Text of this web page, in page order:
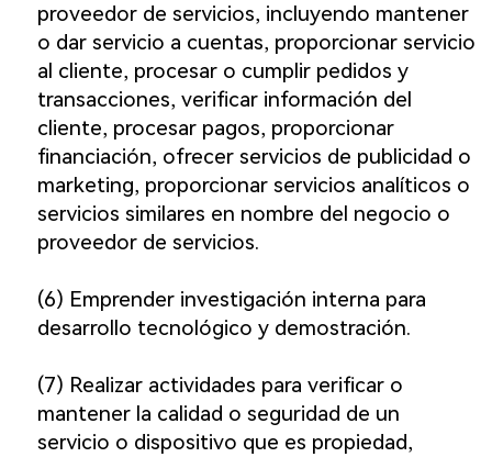
proveedor de servicios, incluyendo mantener
o dar servicio a cuentas, proporcionar servicio
al cliente, procesar o cumplir pedidos y
transacciones, verificar información del
cliente, procesar pagos, proporcionar
financiación, ofrecer servicios de publicidad o
marketing, proporcionar servicios analíticos o
servicios similares en nombre del negocio o
proveedor de servicios.
(6) Emprender investigación interna para
desarrollo tecnológico y demostración.
(7) Realizar actividades para verificar o
mantener la calidad o seguridad de un
servicio o dispositivo que es propiedad,